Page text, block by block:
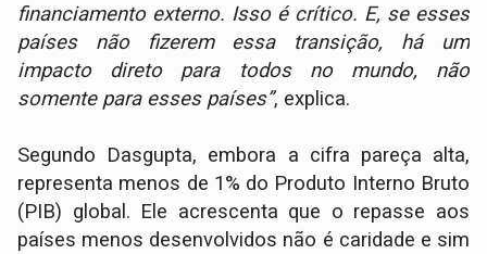
financiamento externo. Isso é crítico. E, se esses
países não fizerem essa transição, há um
impacto direto para todos no mundo, não
somente para esses países”, explica.
Segundo Dasgupta, embora a cifra pareça alta,
representa menos de 1% do Produto Interno Bruto
(PIB) global. Ele acrescenta que o repasse aos
países menos desenvolvidos não é caridade e sim